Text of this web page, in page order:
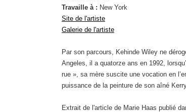
Travaille à : New York
Site de l'artiste
Galerie de l'artiste
Par son parcours, Kehinde Wiley ne
Angeles, il a quatorze ans en 1992,
rue », sa mère suscite une vocation en
puissance de la peinture de son aîné
Extrait de l'article de Marie Haas publié